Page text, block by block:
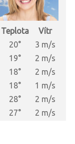
Teplota
Vítr
20°
3 m/s
19°
2 m/s
18°
2 m/s
18°
1 m/s
28°
2 m/s
27° 2 m/s